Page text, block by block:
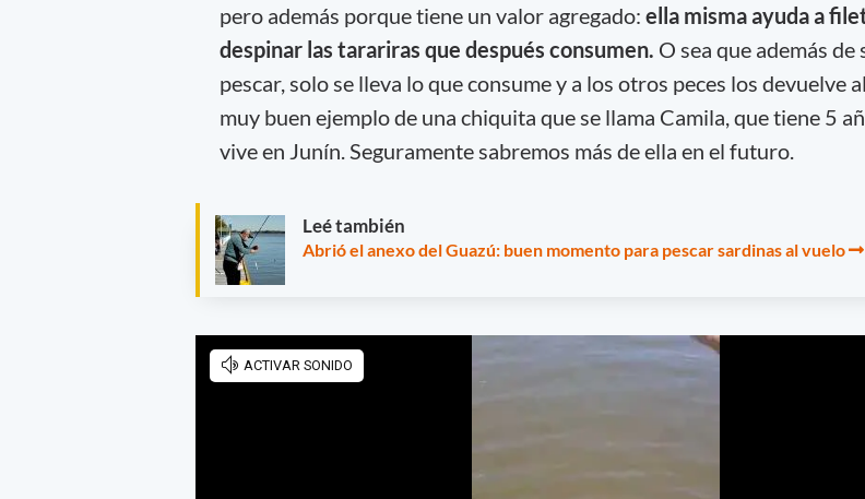
pero además porque tiene un valor agregado: ella misma ayuda a
despinar las tarariras que después consumen. O sea que además de
pescar, solo se lleva lo que consume y a los otros peces los devuelve
muy buen ejemplo de una chiquita que se llama Camila, que tiene 5
vive en Junín. Seguramente sabremos más de ella en el futuro.
Leé también
Abrió el anexo del Guazú: buen momento para pescar sardinas al vuelo